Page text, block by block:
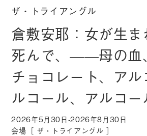
ザ・トライアングル
倉敷安耶：女が生
死んで、——母の血
チョコレート、ア
ルコール、アルコー
2026年5月30日-2026年8月30日
会場［ ザ・トライアングル ］